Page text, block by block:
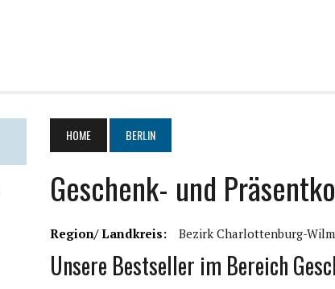
HOME BERLIN
Geschenk- und
Region/ Landkreis: Bezirk Charlottenburg-
Unsere Bestseller im Bereich